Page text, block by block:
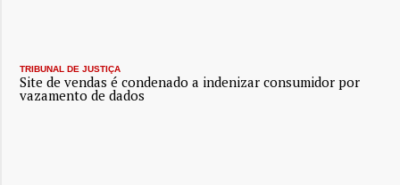
TRIBUNAL DE JUSTIÇA
Site de vendas é condenado a indenizar consumidor por
vazamento de dados